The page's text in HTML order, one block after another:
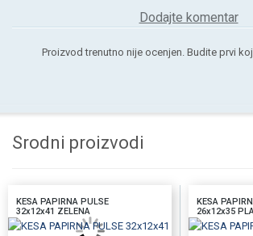
Dodajte komentar
Proizvod trenutno nije ocenjen. Budite prvi
Srodni proizvodi
KESA PAPIRNA PULSE
32x12x41 ZELENA
KESA
26x12x35